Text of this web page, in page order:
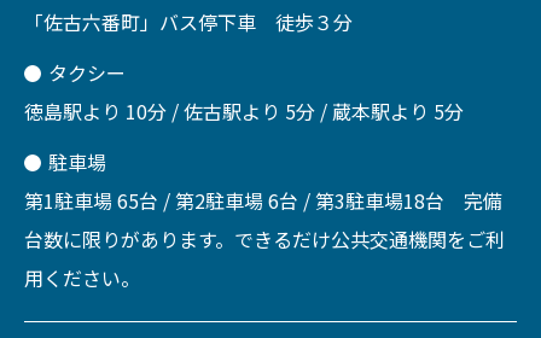
「佐古六番町」バス停下車 徒歩３分
タクシー
徳島駅より 10分 / 佐古駅より 5分 / 蔵本駅より 5分
駐車場
第1駐車場 65台 / 第2駐車場 6台 / 第3駐車場18台 完備
台数に限りがあります。できるだけ公共交通機関をご利
用ください。